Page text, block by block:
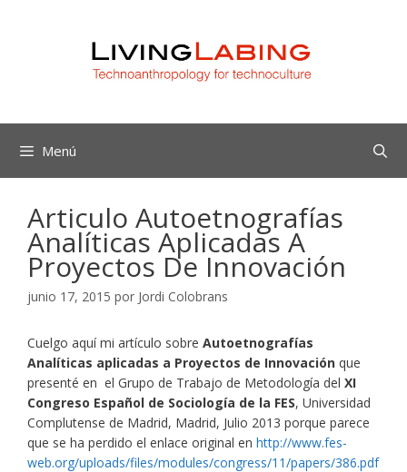
Menú
Articulo Autoetnografías
Analíticas Aplicadas A
Proyectos De Innovación
junio 17, 2015 por Jordi Colobrans
Cuelgo aquí mi artículo sobre Autoetnografías
Analíticas aplicadas a Proyectos de Innovación que
presenté en el Grupo de Trabajo de Metodología del XI
Congreso Español de Sociología de la FES, Universidad
Complutense de Madrid, Madrid, Julio 2013 porque parece
que se ha perdido el enlace original en http://www.fes-
web.org/uploads/files/modules/congress/11/papers/386.pdf